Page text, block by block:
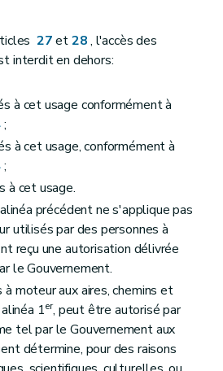
27et28, l'accès des
interdit en dehors:
à cet usage conformément à
;
à cet usage, conformément à
;
à cet usage.
précédent ne s'applique pas
utilisés par des personnes à
reçu une autorisation délivrée
le Gouvernement.
moteur aux aires, chemins et
1er, peut être autorisé par
tel par le Gouvernement aux
détermine, pour des raisons